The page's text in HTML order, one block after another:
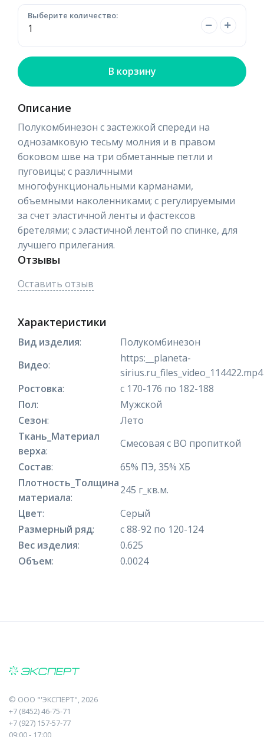
Выберите количество:
В корзину
Описание
Полукомбинезон с застежкой спереди на
однозамковую тесьму молния и в правом
боковом шве на три обметанные петли и
пуговицы; с различными
многофункциональными карманами,
объемными наколенниками; с регулируемыми
за счет эластичной ленты и фастексов
бретелями; с эластичной лентой по спинке, для
лучшего прилегания.
Отзывы
Оставить отзыв
Характеристики
Вид изделия:
Полукомбинезон
Видео:
https:__planeta-
sirius.ru_files_video_114422.mp4
Ростовка:
с 170-176 по 182-188
Пол:
Мужской
Сезон:
Лето
Ткань_Материал
верха:
Смесовая с ВО пропиткой
Состав:
65% ПЭ, 35% ХБ
Плотность_Толщина
материала:
245 г_кв.м.
Цвет:
Серый
Размерный ряд:
с 88-92 по 120-124
Вес изделия:
0.625
Объем: 0.0024
© ООО "'ЭКСПЕРТ", 2026
+7 (8452) 46-75-71
+7 (927) 157-57-77
09:00 - 17:00